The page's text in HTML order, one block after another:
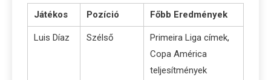
Játékos Pozíció Főbb Eredmények
Luis Díaz Szélső
Primeira Liga címek,
Copa América
teljesítmények